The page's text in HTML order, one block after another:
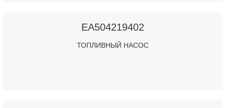
EA504219402
ТОПЛИВНЫЙ НАСОС